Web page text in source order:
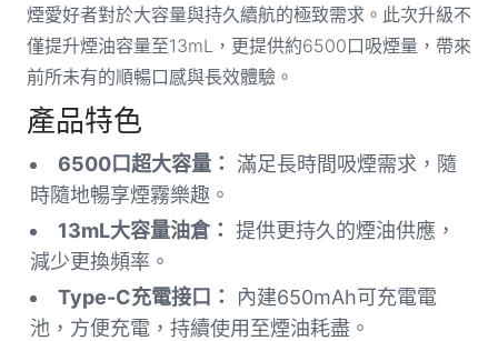
煙愛好者對於大容量與持久續航的極致需求。此次升級不
僅提升煙油容量至13mL，更提供約6500口吸煙量，帶來
前所未有的順暢口感與長效體驗。
產品特色
6500口超大容量：
滿足長時間吸煙需求，隨
時隨地暢享煙霧樂趣。
13mL大容量油倉： 提供更持久的煙油供應，
減少更換頻率。
Type-C充電接口：
內建650mAh可充電電
池，方便充電，持續使用至煙油耗盡。